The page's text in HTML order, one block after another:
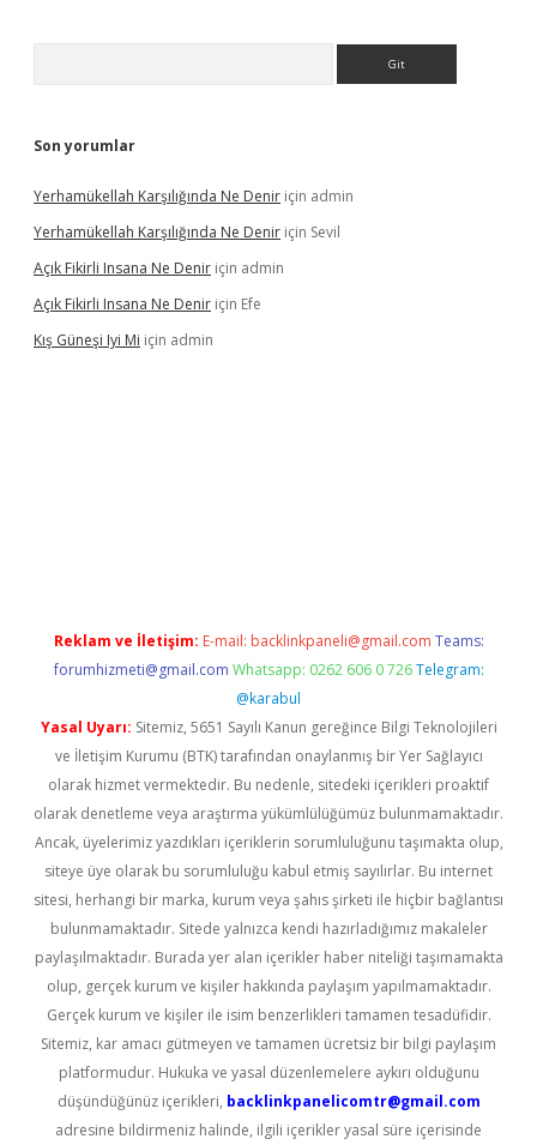
Son yorumlar
Yerhamükellah Karşılığında Ne Denir için admin
Yerhamükellah Karşılığında Ne Denir için Sevil
Açık Fikirli Insana Ne Denir için admin
Açık Fikirli Insana Ne Denir için Efe
Kış Güneşi Iyi Mi için admin
Reklam ve İletişim: E-mail: backlinkpaneli@gmail.com Teams:
forumhizmeti@gmail.com Whatsapp: 0262 606 0 726 Telegram:
@karabul
Yasal Uyarı: Sitemiz, 5651 Sayılı Kanun gereğince Bilgi Teknolojileri
ve İletişim Kurumu (BTK) tarafından onaylanmış bir Yer Sağlayıcı
olarak hizmet vermektedir. Bu nedenle, sitedeki içerikleri proaktif
olarak denetleme veya araştırma yükümlülüğümüz bulunmamaktadır.
Ancak, üyelerimiz yazdıkları içeriklerin sorumluluğunu taşımakta olup,
siteye üye olarak bu sorumluluğu kabul etmiş sayılırlar. Bu internet
sitesi, herhangi bir marka, kurum veya şahıs şirketi ile hiçbir bağlantısı
bulunmamaktadır. Sitede yalnızca kendi hazırladığımız makaleler
paylaşılmaktadır. Burada yer alan içerikler haber niteliği taşımamakta
olup, gerçek kurum ve kişiler hakkında paylaşım yapılmamaktadır.
Gerçek kurum ve kişiler ile isim benzerlikleri tamamen tesadüfidir.
Sitemiz, kar amacı gütmeyen ve tamamen ücretsiz bir bilgi paylaşım
platformudur. Hukuka ve yasal düzenlemelere aykırı olduğunu
düşündüğünüz içerikleri, backlinkpanelicomtr@gmail.com
adresine bildirmeniz halinde, ilgili içerikler yasal süre içerisinde